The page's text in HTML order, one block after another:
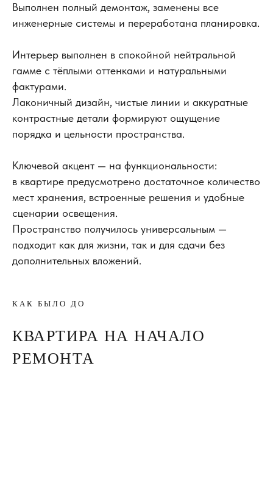
Выполнен полный демонтаж, заменены все
инженерные системы и переработана планировка.
Интерьер выполнен в спокойной нейтральной
гамме с тёплыми оттенками и натуральными
фактурами.
Лаконичный дизайн, чистые линии и аккуратные
контрастные детали формируют ощущение
порядка и цельности пространства.
Ключевой акцент — на функциональности:
в квартире предусмотрено достаточное количество
мест хранения, встроенные решения и удобные
сценарии освещения.
Пространство получилось универсальным —
подходит как для жизни, так и для сдачи без
дополнительных вложений.
КАК БЫЛО ДО
КВАРТИРА НА НАЧАЛО
РЕМОНТА